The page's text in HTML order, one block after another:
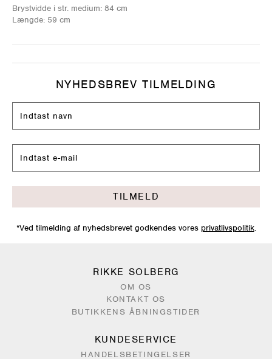
Brystvidde i str. medium: 84 cm
Længde: 59 cm
NYHEDSBREV TILMELDING
TILMELD
*Ved tilmelding af nyhedsbrevet godkendes vores privatlivspolitik.
RIKKE SOLBERG
OM OS
KONTAKT OS
BUTIKKENS ÅBNINGSTIDER
KUNDESERVICE
HANDELSBETINGELSER